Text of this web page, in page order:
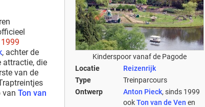
Kinderspoor vanaf de Pagode
Locatie
Reizenrijk
Type
Treinparcours
Ontwerp
Anton Pieck, sinds 1999
ookTon van de Ven en
1999
, achter de
attractie, die
van de
van Ton van